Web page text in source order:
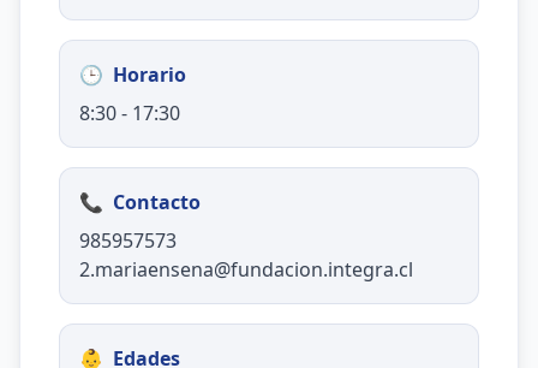
🕒 Horario
8:30 - 17:30
📞 Contacto
985957573
2.mariaensena@fundacion.integra.cl
👶 Edades